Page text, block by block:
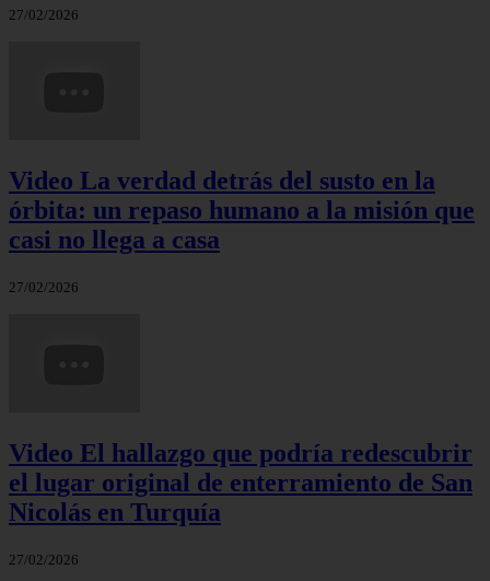
27/02/2026
Video La verdad detrás del susto en la
órbita: un repaso humano a la misión que
casi no llega a casa
27/02/2026
Video El hallazgo que podría redescubrir
el lugar original de enterramiento de San
Nicolás en Turquía
27/02/2026